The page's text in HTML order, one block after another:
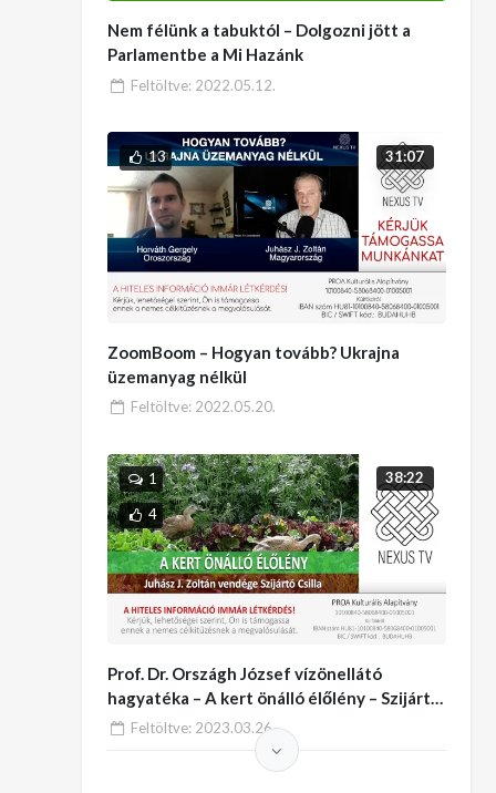
Nem félünk a tabuktól – Dolgozni jött a
Parlamentbe a Mi Hazánk
Feltöltve: 2022.05.12.
31:07
13
ZoomBoom – Hogyan tovább? Ukrajna
üzemanyag nélkül
Feltöltve: 2022.05.20.
38:22
1
4
Prof. Dr. Országh József vízönellátó
hagyatéka – A kert önálló élőlény – Szijártó
Csilla – 4/6
Feltöltve: 2023.03.26.